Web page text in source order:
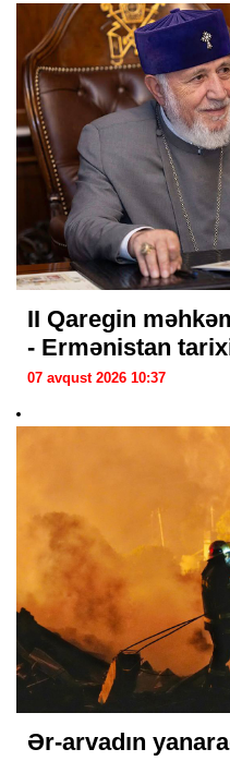
II Qaregin
- Ermənistan
07 avqust 2026 10:37
Ər-arvadın